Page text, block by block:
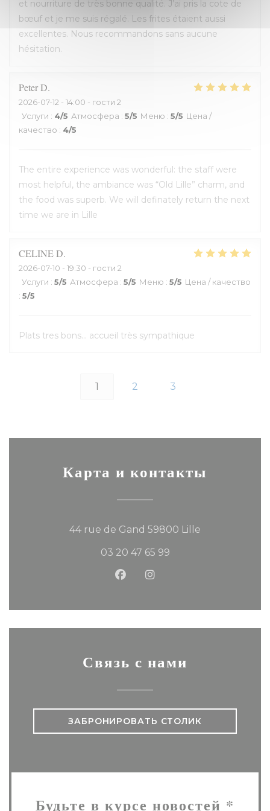
et nourriture de très bonne qualité. J’ai pris la cote de
bœuf et je me suis régalé. Les frites étaient aussi
excellentes. Nous recommandons sans aucune
hésitation.
PeterD
2026-07-12 - 14:00 - гости 2
Услуги : 4/5 Атмосфера : 5/5 Меню : 5/5 Цена /
качество : 4/5
The entire experience was wonderful: the staff were
most helpful, the ambiance was “Old Lille” charm, and
the food was superb. We will definately return the next
time we are in Lille
CELINED
2026-07-10 - 19:30 - гости 2
Услуги : 5/5 Атмосфера : 5/5 Меню : 5/5 Цена / качество
: 5/5
Plats tres bons... accueil très sympathique
1 2 3
Карта и контакты
44 rue de Gand 59800 Lille
03 20 47 65 99
Facebook ((открывается в
Instagram
Связь с нами
ЗАБРОНИРОВАТЬ СТОЛИК
Будьте в курсе новостей *